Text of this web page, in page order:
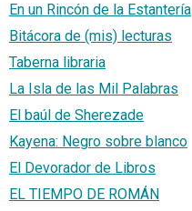
En un Rincón de la Estantería
Bitácora de (mis) lecturas
Taberna libraria
La Isla de las Mil Palabras
El baúl de Sherezade
Kayena: Negro sobre blanco
El Devorador de Libros
EL TIEMPO DE ROMÁN